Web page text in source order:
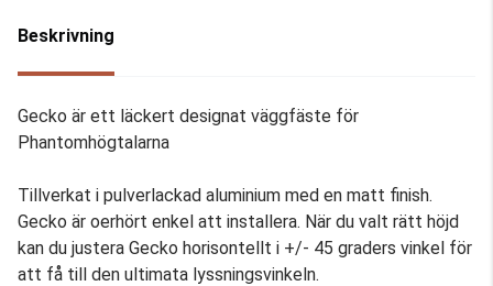
Beskrivning
Gecko är ett läckert designat väggfäste för
Phantomhögtalarna
Tillverkat i pulverlackad aluminium med en matt finish.
Gecko är oerhört enkel att installera. När du valt rätt höjd
kan du justera Gecko horisontellt i +/- 45 graders vinkel för
att få till den ultimata lyssningsvinkeln.